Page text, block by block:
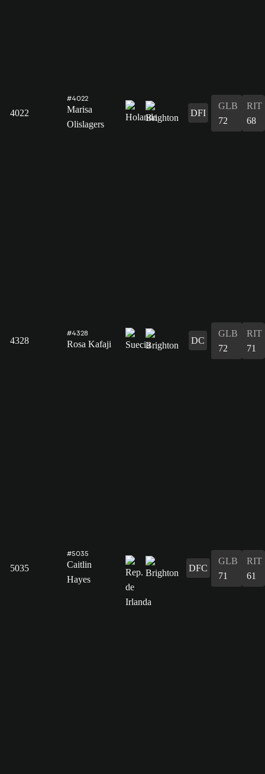
4022
#4022
Marisa
Olislagers
DFI
GLB
72
RIT
68
4328
#4328
Rosa Kafaji DC
GLB
72
RIT
71
5035
#5035
Caitlin
Hayes
DFC
GLB
71
RIT
61